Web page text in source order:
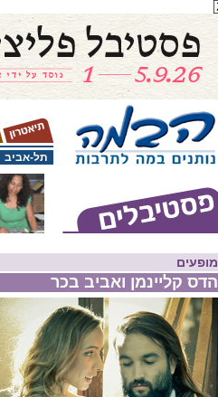
תל-אביב
מופעים
הדס קליינמן ואביב בכר